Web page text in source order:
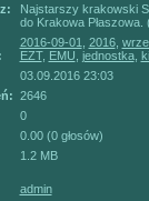
Najstarszy krakowski
do Krakowa
2016-09-01 2016,
EZT, EMU jednostka,
03.09.2016 23:03
2646
0
0.00 (0 głosów)
1.2 MB
admin